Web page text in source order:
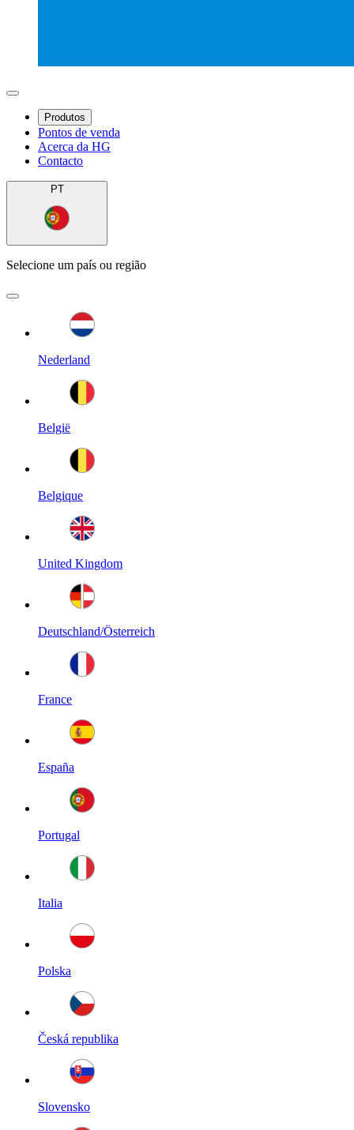
Produtos
Pontos de venda
Acerca da HG
Contacto
PT
Selecione um país ou região
Nederland
België
Belgique
United Kingdom
Deutschland/Österreich
France
España
Portugal
Italia
Polska
Česká republika
Slovensko